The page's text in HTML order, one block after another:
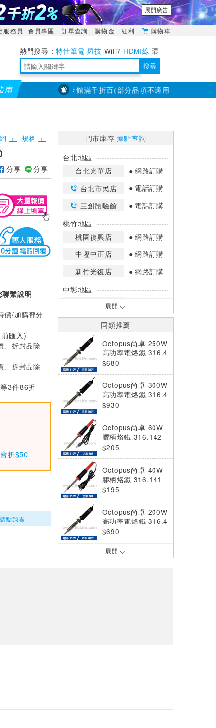
展開廣告
服務員 會員專區 訂單查詢 購物金 紅利 購物車
特仕筆電 羅技 Wifi7 HDMI線 環
境量測 明緯POWER 搜尋
南【PX大通】全館滿千折百(部分品項不適用，滿2千折200...)
規格
分享 分享
聯繫說明
價/加購部分
匯入)
、拆封品除
、拆封品除
3件86折
折$50
點我看
門市庫存據點查詢
台北地區
台北光華店
網路訂購
台北市民店
電話訂購
三創體驗館
電話訂購
桃竹地區
桃園復興店
網路訂購
中壢中正店
網路訂購
新竹光復店
網路訂購
中彰地區
台中英才店
嘉南地區
高雄中華店
高雄鳳山店
網路訂購
*庫存數量：網路訂購(0)、少量庫存
(1~2)、現貨充足(3以上)。
*門市庫存以店內實際數量為準，可使
用專人服務或撥打門市電話洽詢。
展開
同類推薦
Octopus尚卓 250W
高功率電烙鐵 316.4
10
$680
Octopus尚卓 300W
高功率電烙鐵 316.4
20
$930
Octopus尚卓 60W
膠柄烙鐵 316.142
$205
Octopus尚卓 40W
膠柄烙鐵 316.141
$195
Octopus尚卓 200W
高功率電烙鐵 316.4
00
$690
Octopus尚卓 電烙
展開